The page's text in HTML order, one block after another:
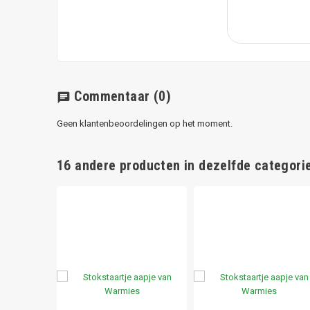
chat Commentaar (0)
Geen klantenbeoordelingen op het moment.
16 andere producten in dezelfde